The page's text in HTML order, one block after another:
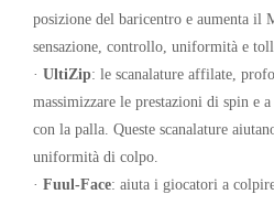
posizione del baricentro e aumenta il
sensazione, controllo, uniformità e
· UltiZip: le scanalature affilate,
massimizzare le prestazioni di spin e
con la palla. Queste scanalature
uniformità di colpo.
· Fuul-Face: aiuta i giocatori a